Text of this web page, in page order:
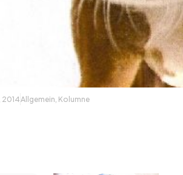
2014Allgemein, Kolumne